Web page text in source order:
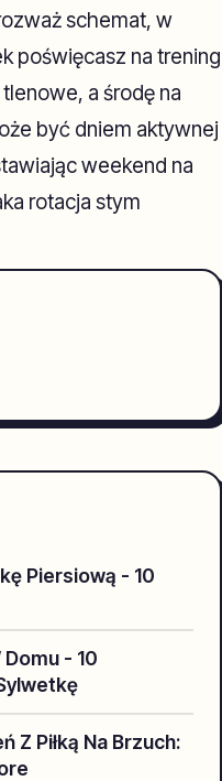
schemat, w
poświęcasz na trening
a środę na
być dniem aktywnej
weekend na
rotacja stym
Piersiową - 10
- 10
Z Piłką Na Brzuch: